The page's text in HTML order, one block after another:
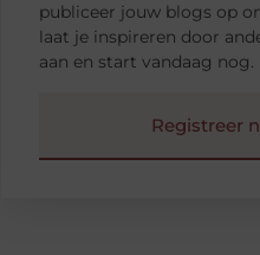
publiceer jouw blogs op
laat je inspireren door
aan en start vandaag nog.
Registreer